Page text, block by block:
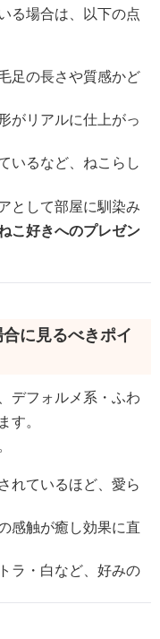
る場合は、以下の点
足の長さや質感かど
がリアルに仕上がっ
いるなど、ねこらし
として部屋に馴染み
こ好きへのプレゼン
に見るべきポイ
デフォルメ系・ふわ
。
れているほど、愛ら
感触が癒し効果に直
ラ・白など、好みの